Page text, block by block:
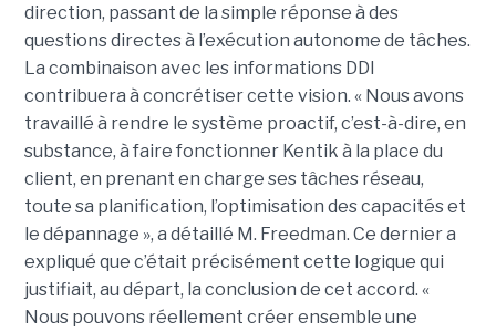
direction, passant de la simple réponse à des
questions directes à l’exécution autonome de tâches.
La combinaison avec les informations DDI
contribuera à concrétiser cette vision. « Nous avons
travaillé à rendre le système proactif, c’est-à-dire, en
substance, à faire fonctionner Kentik à la place du
client, en prenant en charge ses tâches réseau,
toute sa planification, l’optimisation des capacités et
le dépannage », a détaillé M. Freedman. Ce dernier a
expliqué que c’était précisément cette logique qui
justifiait, au départ, la conclusion de cet accord. «
Nous pouvons réellement créer ensemble une